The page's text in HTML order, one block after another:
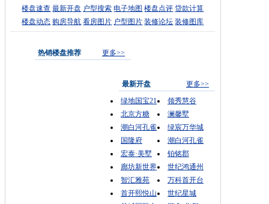
楼盘速查 最新开盘 户型搜索 电子地图 楼盘点评 贷款计算
楼盘动态 购房导航 看房图片 户型图片 装修论坛 装修图库
热销楼盘推荐 更多>>
最新开盘
更多>>
绿地国宝21
领秀慧谷
北京方糖
澜馨墅
潮白河孔雀
绿宸万华城
国隆府
潮白河孔雀
宏泰·美墅
铂铭郡
廊坊新世界
世纪鸿通州
智汇雅苑
万科首开台
首开熙悦山
世纪星城